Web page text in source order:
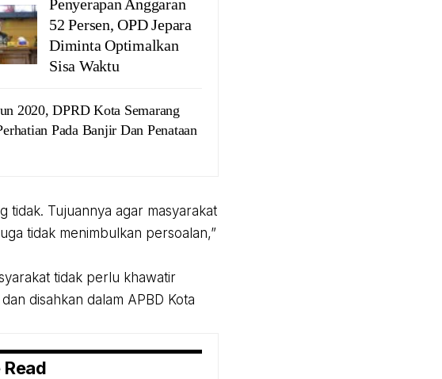
Penyerapan Anggaran
52 Persen, OPD Jepara
Diminta Optimalkan
Sisa Waktu
2020, DPRD Kota Semarang
Pada Banjir Dan Penataan
tidak. Tujuannya agar masyarakat
tidak menimbulkan persoalan,”
tidak perlu khawatir
disahkan dalam APBD Kota